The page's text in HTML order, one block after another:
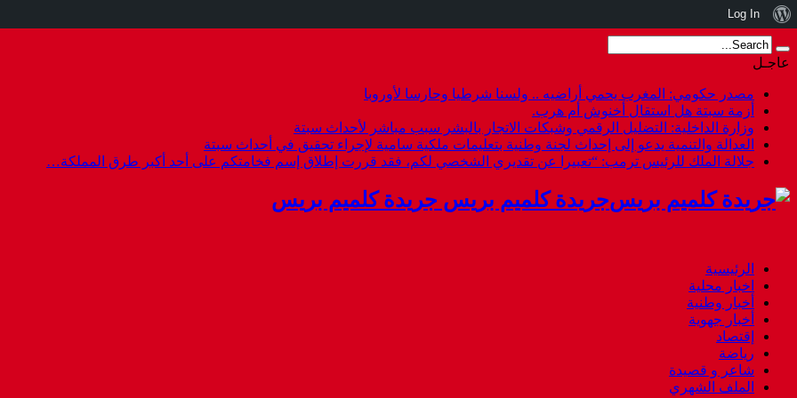
عاجـل
مصدر حكومي: المغرب يحمي أراضيه .. ولسنا شرطيا وحارسا لأوروبا
أزمة سبتة هل استقال أخنوش أم هرب.
وزارة الداخلية: التضليل الرقمي وشبكات الاتجار بالبشر سبب مباشر لأحداث سبتة
العدالة والتنمية يدعو إلى إحداث لجنة وطنية بتعليمات ملكية سامية لإجراء تحقيق في أحداث سبتة
جلالة الملك للرئيس ترمب: “تعبيرا عن تقديري الشخصي لكم، فقد قررت إطلاق إسم فخامتكم على أحد أكبر طرق المملكة…
جريدة كلميم بريس جريدة كلميم بريس
الرئيسية
اخبار محلية
أخبار وطنية
أخبار جهوية
إقتصاد
رياضة
شاعر و قصيدة
الملف الشهري
نبذة
عن
ووردبريس
Log In